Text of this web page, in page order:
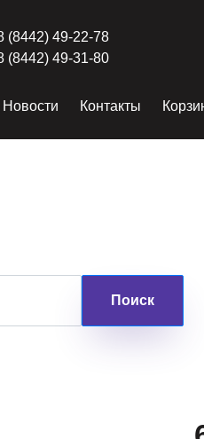
Новости Контакты
(8442) 49-22-78
(8442) 49-31-80
Поиск